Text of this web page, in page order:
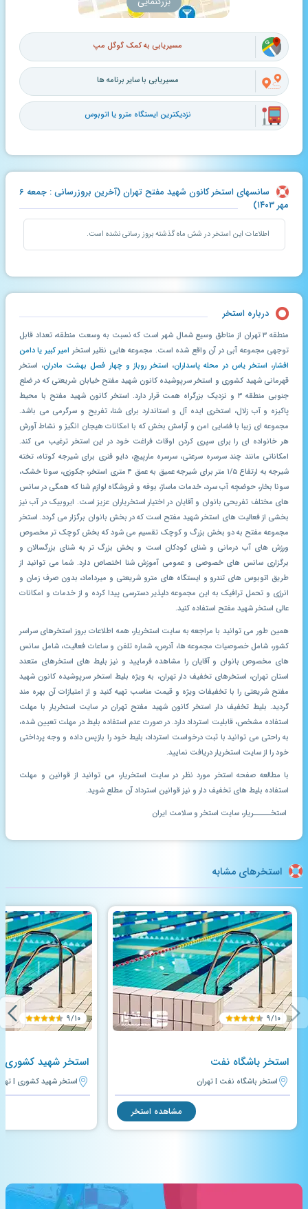
مسیریابی به کمک گوگل مپ
مسیریابی با سایر برنامه ها
نزدیکترین ایستگاه مترو یا اتوبوس
سانسهای استخر کانون شهید مفتح تهران (آخرین بروزرسانی : جمعه ۶
مهر ۱۴۰۳)
اطلاعات این استخر در شش ماه گذشته بروز رسانی نشده است.
درباره استخر
منطقه ۳ تهران از مناطق وسیع شمال شهر است که نسبت به وسعت منطقه، تعداد قابل
توجهی مجموعه آبی در آن واقع شده است. مجموعه هایی نظیر استخر امیر کبیر یا دامن
افشار، استخر یاس در محله پاسداران، استخر روباز و چهار فصل بهشت مادران، استخر
قهرمانی شهید کشوری و استخر سرپوشیده کانون شهید مفتح خیابان شریعتی که در ضلع
جنوبی منطقه ۳ و نزدیک بزرگراه همت قرار دارد. استخر کانون شهید مفتح با محیط
پاکیزه و آب زلال، استخری ایده آل و استاندارد برای شنا، تفریح و سرگرمی می باشد.
مجموعه ای زیبا با فضایی امن و آرامش بخش که با امکانات هیجان انگیز و نشاط آورش
هر خانواده ای را برای سپری کردن اوقات فراغت خود در این استخر ترغیب می کند.
امکاناتی مانند چند سرسره سرعتی، سرسره مارپیچ، دایو فنری برای شیرجه کوتاه، تخته
شیرجه به ارتفاع ۱/۵ متر برای شیرجه عمیق به عمق ۴ متری استخر، جکوزی، سونا خشک،
سونا بخار، حوضچه آب سرد، خدمات ماساژ، بوفه و فروشگاه لوازم شنا که همگی در سانس
های مختلف تفریحی بانوان و آقایان در اختیار استخریاران عزیز است. ایروبیک در آب نیز
بخشی از فعالیت های استخر شهید مفتح است که در بخش بانوان برگزار می گردد. استخر
مجموعه مفتح به دو بخش بزرگ و کوچک تقسیم می شود که بخش کوچک تر مخصوص
ورزش های آب درمانی و شنای کودکان است و بخش بزرگ تر به شنای بزرگسالان و
برگزاری سانس های خصوصی و عمومی آموزش شنا اختصاص دارد. شما می توانید از
طریق اتوبوس های تندرو و ایستگاه های مترو شریعتی و میرداماد، بدون صرف زمان و
انرژی و تحمل ترافیک به این مجموعه دلپذیر دسترسی پیدا کرده و از خدمات و امکانات
عالی استخر شهید مفتح استفاده کنید.
همین طور می توانید با مراجعه به سایت استخریار، همه اطلاعات بروز استخرهای سراسر
کشور، شامل خصوصیات مجموعه ها، آدرس، شماره تلفن و ساعات فعالیت، شامل سانس
های مخصوص بانوان و آقایان را مشاهده فرمایید و نیز بلیط های استخرهای متعدد
استان تهران، استخرهای تخفیف دار تهران، به ویژه بلیط استخر سرپوشیده کانون شهید
مفتح شریعتی را با تخفیفات ویژه و قیمت مناسب تهیه کنید و از امتیازات آن بهره مند
گردید. بلیط تخفیف دار استخر کانون شهید مفتح تهران در سایت استخریار با مهلت
استفاده مشخص، قابلیت استرداد دارد. در صورت عدم استفاده بلیط در مهلت تعیین شده،
به راحتی می توانید با ثبت درخواست استرداد، بلیط خود را بازپس داده و وجه پرداختی
خود را از سایت استخریار دریافت نمایید.
با مطالعه صفحه استخر مورد نظر در سایت استخریار، می توانید از قوانین و مهلت
استفاده بلیط های تخفیف دار و نیز قوانین استرداد آن مطلع شوید.
استخـــــریار، سایت استخر و سلامت ایران
استخرهای مشابه
۹/۱۰
استخر باشگاه نفت
استخر باشگاه نفت | تهران
مشاهده استخر
۹/۱۰
استخر شهید کشوری
استخر شهید کشوری |